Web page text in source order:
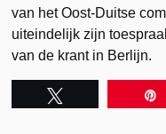
van het Oost-Duitse
uiteindelijk zijn
van de krant in Berlijn.